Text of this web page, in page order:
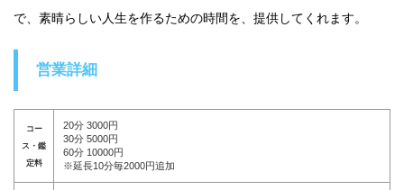
で、素晴らしい人生を作るための時間を、提供してくれます。
営業詳細
コー
ス・鑑
定料
20分 3000円
30分 5000円
60分 10000円
※延長10分毎2000円追加